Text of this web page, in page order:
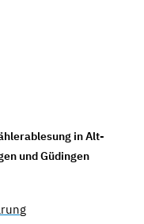
in Alt-
und Güdingen